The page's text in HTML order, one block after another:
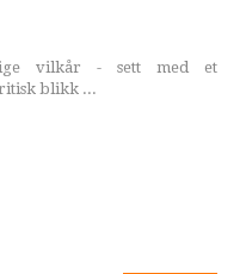
vilkår - sett med et
blikk ...